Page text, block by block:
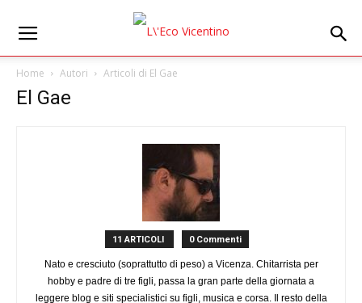
Home Autori Articoli di El Gae
El Gae
11 ARTICOLI 0 Commenti
Nato e cresciuto (soprattutto di peso) a Vicenza. Chitarrista per
hobby e padre di tre figli, passa la gran parte della giornata a
leggere blog e siti specialistici su figli, musica e corsa. Il resto della